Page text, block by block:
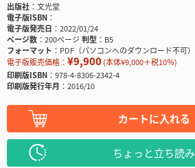
出版社
文光堂
電子版ISBN
電子版発売日
2022/01/24
ページ数
200ページ判型
B5
フォーマット
PDF（パソコンへのダウンロード不可）
電子版販売価格： ¥9,900(本体¥9,000＋税10％)
印刷版ISBN
978-4-8306-2342-4
印刷版発行年月
2016/10
カートに入れる
ちょっと立ち読み